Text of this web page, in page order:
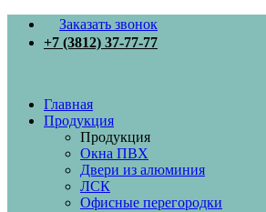
Заказать звонок
+7 (3812) 37-77-77
Главная
Продукция
Продукция
Окна ПВХ
Двери из алюминия
ЛСК
Офисные перегородки